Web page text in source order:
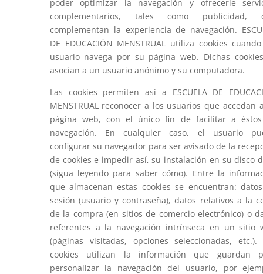
poder optimizar la navegación y ofrecerle
complementarios, tales como publicidad,
complementan la experiencia de navegación.
DE EDUCACIÓN MENSTRUAL utiliza cookies
usuario navega por su página web. Dichas
asocian a un usuario anónimo y su computadora.
Las cookies permiten así a ESCUELA DE
MENSTRUAL reconocer a los usuarios que accedan
página web, con el único fin de facilitar a
navegación. En cualquier caso, el usuario
configurar su navegador para ser avisado de la
de cookies e impedir así, su instalación en su disco
(sigua leyendo para saber cómo). Entre la
que almacenan estas cookies se encuentran:
sesión (usuario y contraseña), datos relativos a la
de la compra (en sitios de comercio electrónico) o
referentes a la navegación intrínseca en un sitio
(páginas visitadas, opciones seleccionadas, etc.).
cookies utilizan la información que guardan
personalizar la navegación del usuario, por